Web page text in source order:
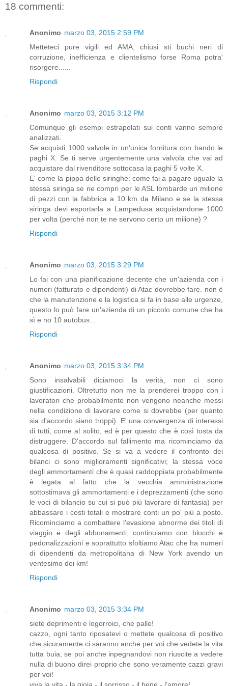
18 commenti:
Anonimo marzo 03, 2015 2:59 PM
Metteteci pure vigili ed AMA, chiusi sti buchi neri di
corruzione, inefficienza e clientelismo forse Roma potra'
risorgere......
Rispondi
Anonimo marzo 03, 2015 3:12 PM
Comunque gli esempi estrapolati sui conti vanno sempre
analizzati.
Se acquisti 1000 valvole in un'unica fornitura con bando le
paghi X. Se ti serve urgentemente una valvola che vai ad
acquistare dal rivenditore sottocasa la paghi 5 volte X.
E' come la pippa delle siringhe: come fai a pagare uguale la
stessa siringa se ne compri per le ASL lombarde un milione
di pezzi con la fabbrica a 10 km da Milano e se la stessa
siringa devi esportarla a Lampedusa acquistandone 1000
per volta (perché non te ne servono certo un milione) ?
Rispondi
Anonimo marzo 03, 2015 3:29 PM
Lo fai con una pianificazione decente che un'azienda con i
numeri (fatturato e dipendenti) di Atac dovrebbe fare. non è
che la manutenzione e la logistica si fa in base alle urgenze,
questo lo può fare un'azienda di un piccolo comune che ha
sì e no 10 autobus...
Rispondi
Anonimo marzo 03, 2015 3:34 PM
Sono insalvabili diciamoci la verità, non ci sono
giustificazioni. Oltretutto non me la prenderei troppo con i
lavoratori che probabilmente non vengono neanche messi
nella condizione di lavorare come si dovrebbe (per quanto
sia d'accordo siano troppi). E' una convergenza di interessi
di tutti, come al solito, ed è per questo che è così tosta da
distruggere. D'accordo sul fallimento ma ricominciamo da
qualcosa di positivo. Se si va a vedere il confronto dei
bilanci ci sono miglioramenti significativi; la stessa voce
degli ammortamenti che è quasi raddoppiata probabilmente
è legata al fatto che la vecchia amministrazione
sottostimava gli ammortamenti e i deprezzamenti (che sono
le voci di bilancio su cui si può più lavorare di fantasia) per
abbassare i costi totali e mostrare conti un po' più a posto.
Ricominciamo a combattere l'evasione abnorme dei titoli di
viaggio e degli abbonamenti, continuiamo con blocchi e
pedonalizzazioni e soprattutto sfoltiamo Atac che ha numeri
di dipendenti da metropolitana di New York avendo un
ventesimo dei km!
Rispondi
Anonimo marzo 03, 2015 3:34 PM
siete deprimenti e logorroici, che palle!
cazzo, ogni tanto riposatevi o mettete qualcosa di positivo
che sicuramente ci saranno anche per voi che vedete la vita
tutta buia, se poi anche inpegnandovi non riuscite a vedere
nulla di buono direi proprio che sono veramente cazzi gravi
per voi!